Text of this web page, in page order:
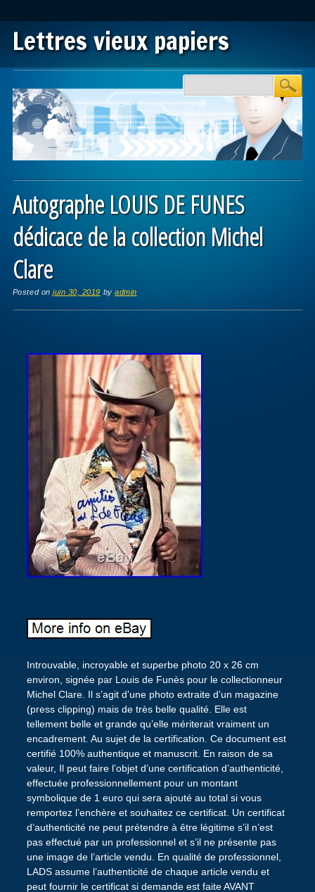
Lettres vieux papiers
Main menu
Autographe LOUIS DE FUNES
dédicace de la collection Michel
Clare
Posted onjuin 30, 2019 byadmin
Introuvable, incroyable et superbe photo 20 x 26 cm
environ, signée par Louis de Funès pour le collectionneur
Michel Clare. Il s’agit d’une photo extraite d’un magazine
(press clipping) mais de très belle qualité. Elle est
tellement belle et grande qu’elle mériterait vraiment un
encadrement. Au sujet de la certification. Ce document est
certifié 100% authentique et manuscrit. En raison de sa
valeur, Il peut faire l’objet d’une certification d’authenticité,
effectuée professionnellement pour un montant
symbolique de 1 euro qui sera ajouté au total si vous
remportez l’enchère et souhaitez ce certificat. Un certificat
d’authenticité ne peut prétendre à être légitime s’il n’est
pas effectué par un professionnel et s’il ne présente pas
une image de l’article vendu. En qualité de professionnel,
LADS assume l’authenticité de chaque article vendu et
peut fournir le certificat si demande est faite AVANT